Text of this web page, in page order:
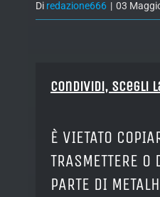
Di redazione666 | 03
Condividi, Scegli
È VIETATO
TRASMETTERE
PARTE DI